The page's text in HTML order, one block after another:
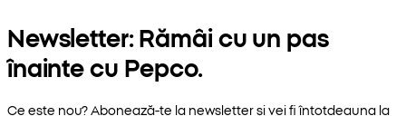
Newsletter: Rămâi cu un pas
înainte cu Pepco.
Ce este nou? Abonează-te la newsletter și vei fi întotdeauna la